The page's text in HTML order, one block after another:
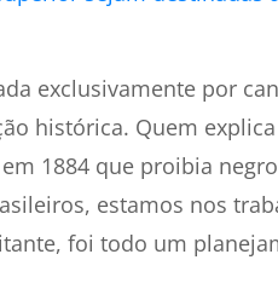
exclusivamente por
histórica. Quem
1884 que proibia
estamos nos
foi todo um